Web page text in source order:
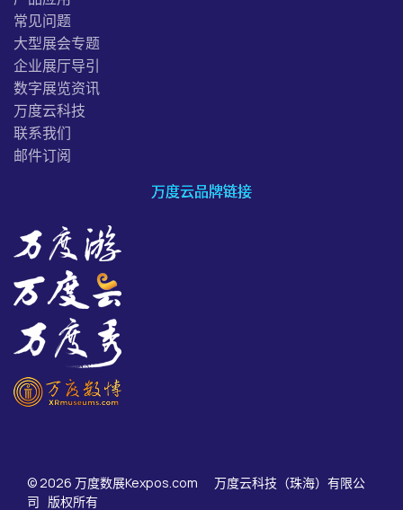
常见问题
大型展会专题
企业展厅导引
数字展览资讯
万度云科技
联系我们
邮件订阅
万度云品牌链接
© 2026 万度数展Kexpos.com 万度云科技（珠海）有限公
司 版权所有